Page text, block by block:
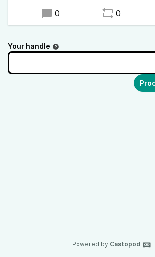
о Трампе: его тарифах,
и роли «стороннего игрока». Также
0 0
Your handle
Powered by Castopod